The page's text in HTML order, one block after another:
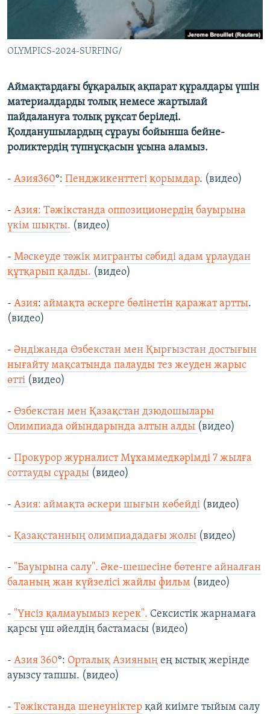
OLYMPICS-2024-SURFING/
Аймақтардағы бұқаралық ақпарат құралдары үшін
материалдарды толық немесе жартылай
пайдалануға толық рұқсат беріледі.
Қолданушылардың сұрауы бойынша бейне-
роликтердің түпнұсқасын ұсына аламыз.
- Азия360°: Пенджикенттегі қорымдар. (видео)
- Азия: Тәжікстанда оппозиционердің бауырына
үкім шықты. (видео)
- Мәскеуде тәжік мигранты сәбиді адам ұрлаудан
құтқарып қалды. (видео)
- Азия: аймақта әскерге бөлінетін қаражат артты.
(видео)
- Әндіжанда Өзбекстан мен Қырғызстан достығын
нығайту мақсатында палауды тез жеуден жарыс
өтті (видео)
- Өзбекстан мен Қазақстан дзюдошылары
Олимпиада ойындарында алтын алды (видео)
- Прокурор журналист Мұхаммедкәрімді 7 жылға
соттауды сұрады (видео)
- Азия: аймақта әскери шығын көбейді (видео)
- Қазақстанның олимпиададағы жолы (видео)
- "Бауырына салу". Әке-шешесіне бөтенге айналған
баланың жан күйзелісі жайлы фильм (видео)
- "Үнсіз қалмауымыз керек". Сексистік жарнамаға
қарсы үш әйелдің бастамасы (видео)
- Азия 360°: Орталық Азияның ең ыстық жерінде
ауызсу тапшы. (видео)
- Тәжікстанда шенеуніктер қай киімге тыйым салу